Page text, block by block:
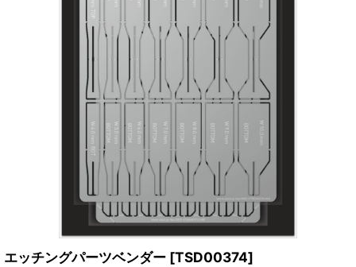
エッチングパーツベンダー [TSD00374]